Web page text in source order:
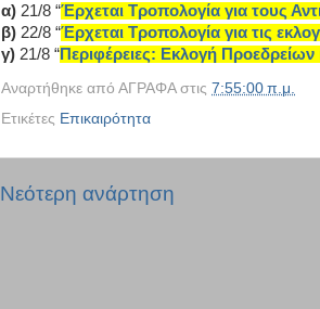
α) 21/8 “Έρχεται Τροπολογία για τους
β) 22/8 “Έρχεται Τροπολογία για τις
γ) 21/8 “Περιφέρειες: Εκλογή
Αναρτήθηκε από ΑΓΡΑΦΑ στις 7:55:00 π.μ.
Ετικέτες Επικαιρότητα
Νεότερη ανάρτηση